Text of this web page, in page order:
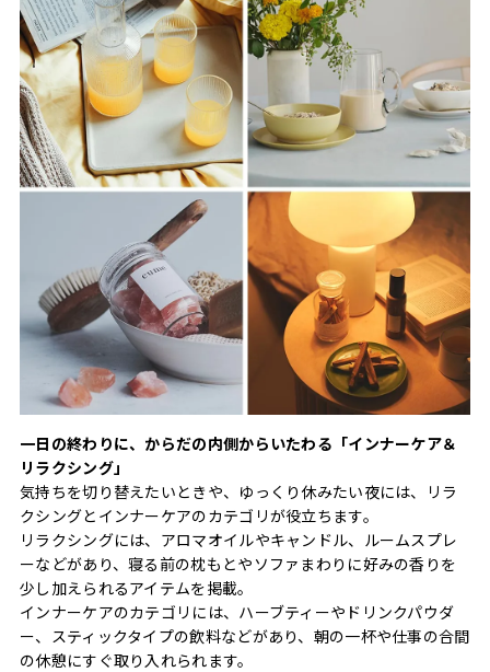
一日の終わりに、からだの内側からいたわる「インナーケア＆
リラクシング」
気持ちを切り替えたいときや、ゆっくり休みたい夜には、リラ
クシングとインナーケアのカテゴリが役立ちます。
リラクシングには、アロマオイルやキャンドル、ルームスプレ
ーなどがあり、寝る前の枕もとやソファまわりに好みの香りを
少し加えられるアイテムを掲載。
インナーケアのカテゴリには、ハーブティーやドリンクパウダ
ー、スティックタイプの飲料などがあり、朝の一杯や仕事の合間
の休憩にすぐ取り入れられます。